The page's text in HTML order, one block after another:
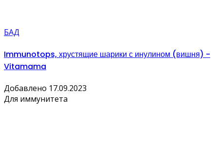
БАД
Immunotops, хрустящие шарики с инулином (вишня) -
Vitamama
Добавлено 17.09.2023
Для иммунитета